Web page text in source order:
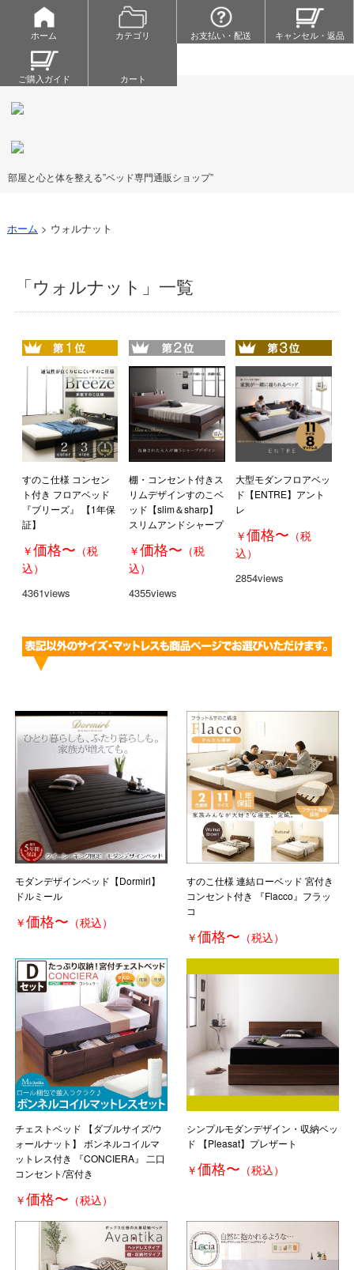
ホーム カテゴリ お支払い・配送 キャンセル・返品
ご購入ガイド カート
部屋と心と体を整える”ベッド専門通販ショップ”
ホーム > ウォルナット
「ウォルナット」一覧
すのこ仕様 コンセン
ト付き フロアベッド
『ブリーズ』 【1年保
証】
￥価格〜 （税
込）
4361views
棚・コンセント付きス
リムデザインすのこベ
ッド【slim＆sharp】
スリムアンドシャープ
￥価格〜 （税
込）
4355views
大型モダンフロアベッ
ド【ENTRE】アント
レ
￥価格〜 （税
込）
2854views
モダンデザインベッド【Dormirl】
ドルミール
￥価格〜 （税込）
すのこ仕様 連結ローベッド 宮付き
コンセント付き 『Flacco』フラッ
コ
￥価格〜 （税込）
チェストベッド 【ダブルサイズ/ウ
ォールナット】 ボンネルコイルマ
ットレス付き 『CONCIERA』 二口
コンセント/宮付き
￥価格〜 （税込）
シンプルモダンデザイン・収納ベッ
ド 【Pleasat】プレザート
￥価格〜 （税込）